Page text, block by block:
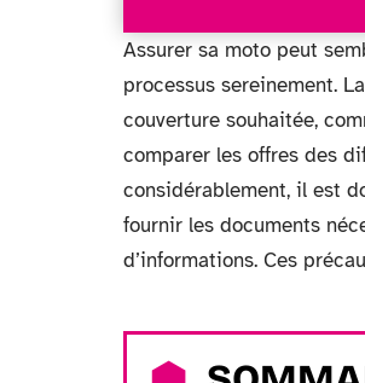
Assurer sa moto peut
processus sereinement.
couverture souhaitée,
comparer les offres des
considérablement, il est
fournir les documents
d’informations. Ces